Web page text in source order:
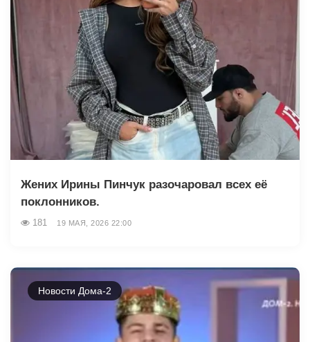
Жених Ирины Пинчук разочаровал всех её
поклонников.
181 19 МАЯ, 2026 22:00
Новости Дома-2